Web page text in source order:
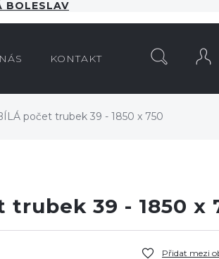
BOLESLAV
KONTAKT
počet trubek 39 - 1850 x 750
trubek 39 - 1850 x
Přidat mezi